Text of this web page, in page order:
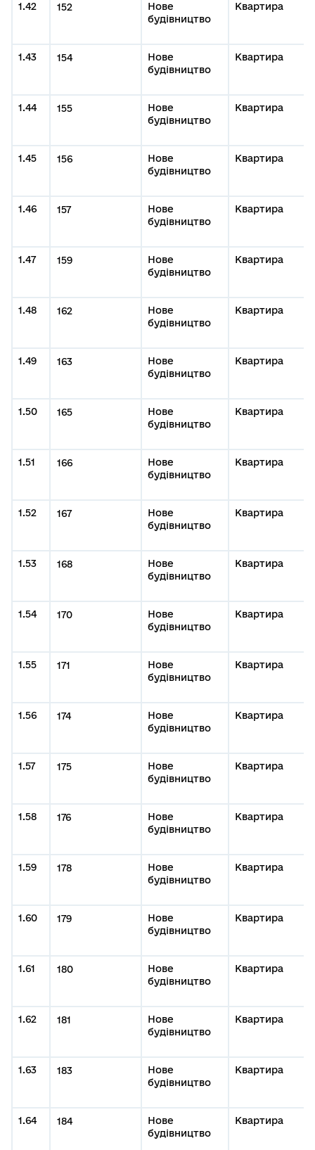
1.42 152
Нове
будівництво
Квартира
1.43 154
Нове
будівництво
Квартира
1.44 155
Нове
будівництво
Квартира
1.45 156
Нове
будівництво
Квартира
1.46 157
Нове
будівництво
Квартира
1.47 159
Нове
будівництво
Квартира
1.48 162
Нове
будівництво
Квартира
1.49 163
Нове
будівництво
Квартира
1.50 165
Нове
будівництво
Квартира
1.51 166
Нове
будівництво
Квартира
1.52 167
Нове
будівництво
Квартира
1.53 168
Нове
будівництво
Квартира
1.54 170
Нове
будівництво
Квартира
1.55 171
Нове
будівництво
Квартира
1.56 174
Нове
будівництво
Квартира
1.57 175
Нове
будівництво
Квартира
1.58 176
Нове
будівництво
Квартира
1.59 178
Нове
будівництво
Квартира
1.60 179
Нове
будівництво
Квартира
1.61 180
Нове
будівництво
Квартира
1.62 181
Нове
будівництво
Квартира
1.63 183
Нове
будівництво
Квартира
1.64 184
Нове
будівництво
Квартира